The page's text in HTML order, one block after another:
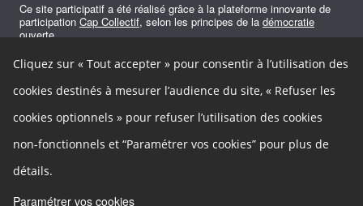
Cliquez sur « Tout accepter » pour consentir à l’utilisation des
cookies destinés à mesurer l’audience du site, « Refuser les
cookies optionnels » pour refuser l’utilisation des cookies
non-fonctionnels et “Paramétrer vos cookies” pour plus de
détails.
Paramétrer vos cookies
Ce site participatif a été réalisé grâce à la plateforme innovante de
participation Cap Collectif, selon les principes de la démocratie
ouverte.
Facebook Twitter Google+
Autres liens
Cookies
Gestion des cookies
Mentions légales
Besoin d'aide ?
Accessibilité
Contact